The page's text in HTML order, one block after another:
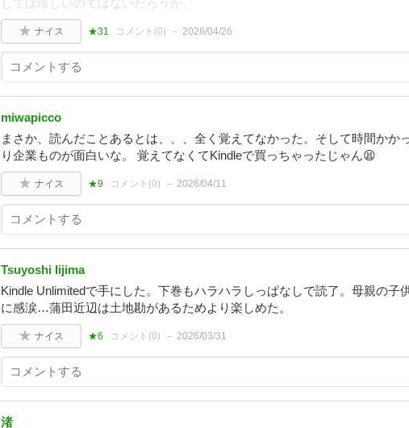
しては珍しいのではないだろうか。
ナイス ★31 コメント(0) 2026/04/26
miwapicco
まさか、読んだことあるとは、、、全く覚えてなかった。そして時間かか
り企業ものが面白いな。 覚えてなくてKindleで買っちゃったじゃん😫
ナイス ★9 コメント(0) 2026/04/11
Tsuyoshi Iijima
Kindle Unlimitedで手にした。下巻もハラハラしっぱなしで読了。母親の子
に感涙…蒲田近辺は土地勘があるためより楽しめた。
ナイス ★6 コメント(0) 2026/03/31
渚